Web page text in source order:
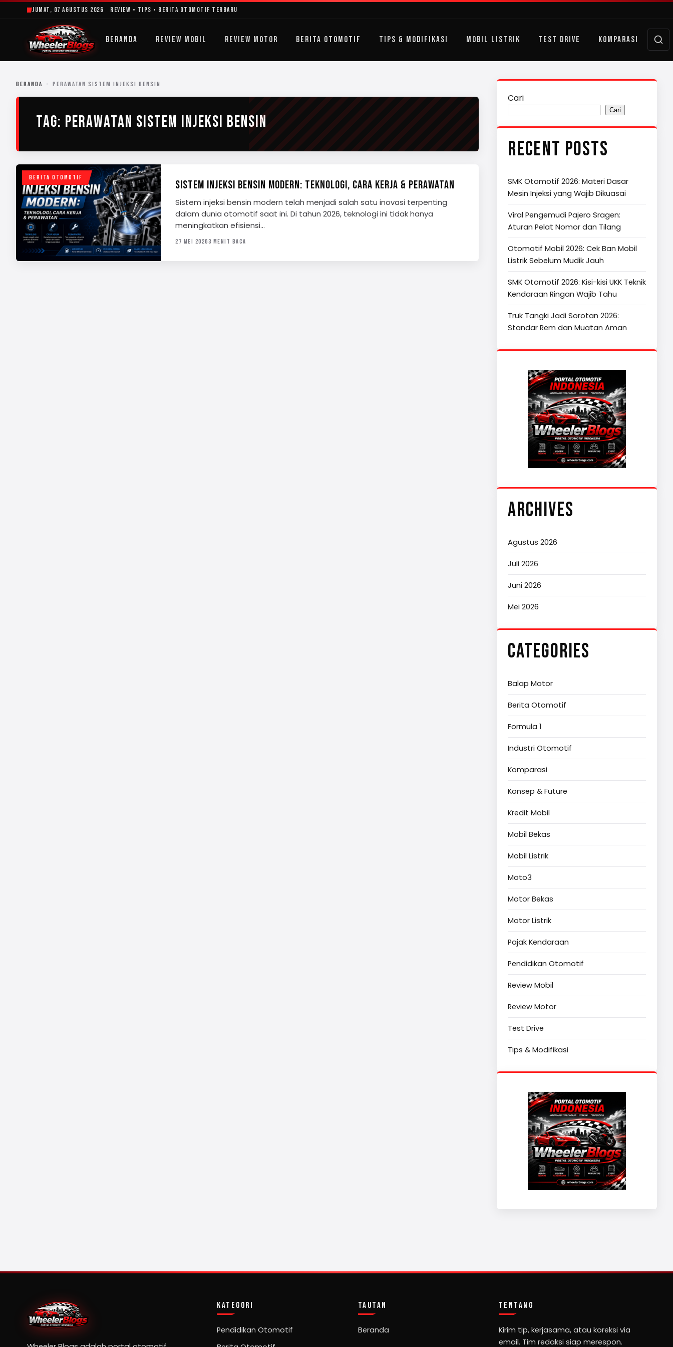
Lewati
Jumat, 07 Agustus 2026 Review • Tips • Berita Otomotif Terbaru
BERANDA REVIEW MOBIL REVIEW MOTOR BERITA OTOMOTIF TIPS & MODIFIKASI MOBIL LISTRIK TEST DRIVE KOMPARASI
BERANDA › PERAWATAN SISTEM INJEKSI BENSIN
TAG: PERAWATAN SISTEM INJEKSI BENSIN
BERITA OTOMOTIF
SISTEM INJEKSI BENSIN MODERN: TEKNOLOGI, CARA KERJA & PERAWATAN
Sistem injeksi bensin modern telah menjadi salah satu inovasi terpenting
dalam dunia otomotif saat ini. Di tahun 2026, teknologi ini tidak hanya
meningkatkan efisiensi…
27 MEI 20263 MENIT BACA
Cari
Cari
RECENT POSTS
SMK Otomotif 2026: Materi Dasar
Mesin Injeksi yang Wajib Dikuasai
Viral Pengemudi Pajero Sragen:
Aturan Pelat Nomor dan Tilang
Otomotif Mobil 2026: Cek Ban Mobil
Listrik Sebelum Mudik Jauh
SMK Otomotif 2026: Kisi-kisi UKK Teknik
Kendaraan Ringan Wajib Tahu
Truk Tangki Jadi Sorotan 2026:
Standar Rem dan Muatan Aman
ARCHIVES
Agustus 2026
Juli 2026
Juni 2026
Mei 2026
CATEGORIES
Balap Motor
Berita Otomotif
Formula 1
Industri Otomotif
Komparasi
Konsep & Future
Kredit Mobil
Mobil Bekas
Mobil Listrik
Moto3
Motor Bekas
Motor Listrik
Pajak Kendaraan
Pendidikan Otomotif
Review Mobil
Review Motor
Test Drive
Tips & Modifikasi
KATEGORI
Pendidikan Otomotif
TAUTAN
Beranda
TENTANG
Kirim tip, kerjasama, atau koreksi via
email. Tim redaksi siap merespon.